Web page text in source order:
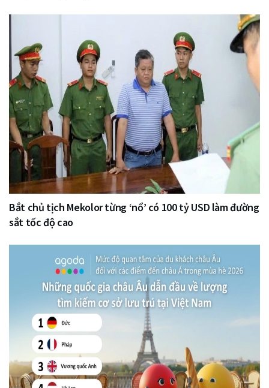
Bắt chủ tịch Mekolor từng ‘nổ’ có 100 tỷ USD làm đường
sắt tốc độ cao